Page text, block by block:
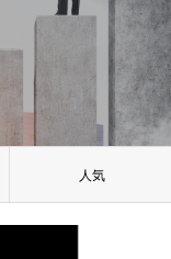
人気